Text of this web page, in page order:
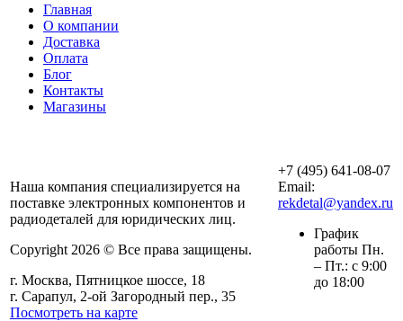
Главная
О компании
Доставка
Оплата
Блог
Контакты
Магазины
Наша компания специализируется на
поставке электронных компонентов и
радиодеталей для юридических лиц.
Copyright 2026 © Все права защищены.
г. Москва, Пятницкое шоссе, 18
г. Сарапул, 2-ой Загородный пер., 35
Посмотреть на карте
+7 (495) 641-08-07
Email:
rekdetal@yandex.ru
График
работы Пн.
– Пт.: с 9:00
до 18:00